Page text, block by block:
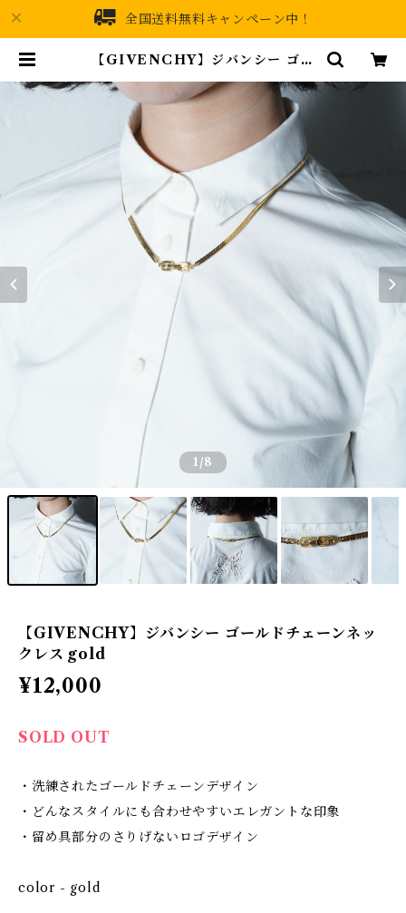
全国送料無料キャンペーン中！
【GIVENCHY】ジバンシー ゴー
XHIVE
1 /8
【GIVENCHY】ジバンシー ゴールドチェーンネッ
クレス gold
¥12,000
SOLD OUT
・洗練されたゴールドチェーンデザイン
・どんなスタイルにも合わせやすいエレガントな印象
・留め具部分のさりげないロゴデザイン
color - gold